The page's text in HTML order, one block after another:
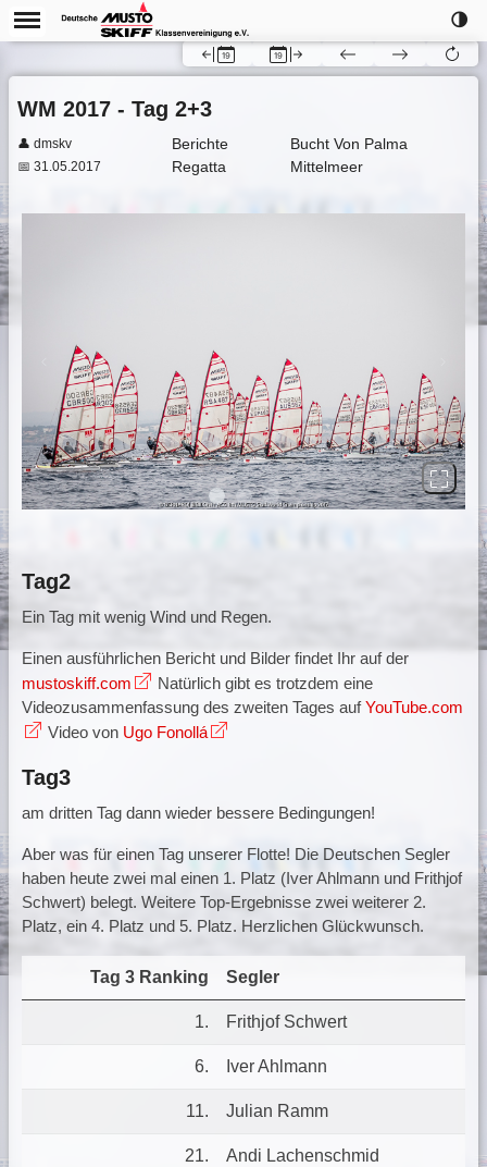
🌗
WM 2017 - Tag 2+3
👤 dmskv
📅 31.05.2017
Berichte
Regatta
Bucht Von Palma
Mittelmeer
Previous
Tag2
Ein Tag mit wenig Wind und Regen.
Einen ausführlichen Bericht und Bilder findet Ihr auf der
mustoskiff.com
Natürlich gibt es trotzdem eine
Videozusammenfassung des zweiten Tages aufYouTube.com
Video von Ugo Fonollá
Tag3
am dritten Tag dann wieder bessere Bedingungen!
Aber was für einen Tag unserer Flotte! Die Deutschen Segler
haben heute zwei mal einen 1. Platz (Iver Ahlmann und Frithjof
Schwert) belegt. Weitere Top-Ergebnisse zwei weiterer 2.
Platz, ein 4. Platz und 5. Platz. Herzlichen Glückwunsch.
Tag 3 Ranking Segler
1. Frithjof Schwert
6. Iver Ahlmann
11. Julian Ramm
21. Andi Lachenschmid